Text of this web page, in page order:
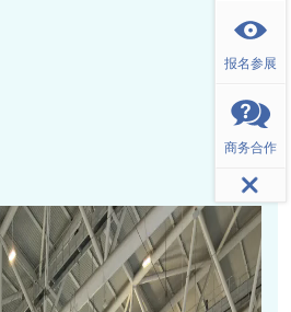
报名参展
商务合作